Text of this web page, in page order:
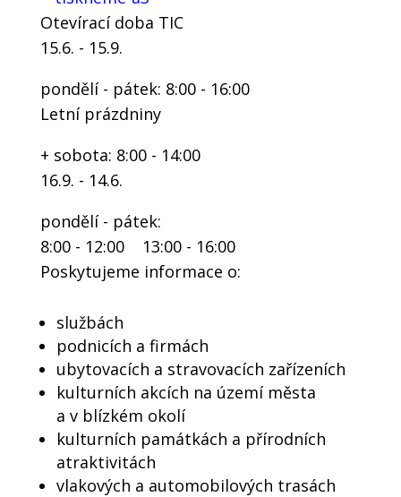
Otevírací doba TIC
15.6. - 15.9.
pondělí - pátek: 8:00 - 16:00
Letní prázdniny
+ sobota: 8:00 - 14:00
16.9. - 14.6.
pondělí - pátek:
8:00 - 12:00 13:00 - 16:00
Poskytujeme informace o:
službách
podnicích a firmách
ubytovacích a stravovacích zařízeních
kulturních akcích na území města
a v blízkém okolí
kulturních památkách a přírodních
atraktivitách
vlakových a automobilových trasách